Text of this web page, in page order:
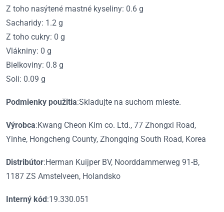
Z toho nasýtené mastné kyseliny: 0.6 g
Sacharidy: 1.2 g
Z toho cukry: 0 g
Vlákniny: 0 g
Bielkoviny: 0.8 g
Soli: 0.09 g
Podmienky použitia:Skladujte na suchom mieste.
Výrobca:Kwang Cheon Kim co. Ltd., 77 Zhongxi Road,
Yinhe, Hongcheng County, Zhongqing South Road, Korea
Distribútor:Herman Kuijper BV, Noorddammerweg 91-B,
1187 ZS Amstelveen, Holandsko
Interný kód:19.330.051